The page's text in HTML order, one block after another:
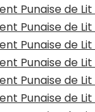
Punaise de
Punaise de
Punaise de
Punaise de
Punaise de Lit
Punaise de Lit